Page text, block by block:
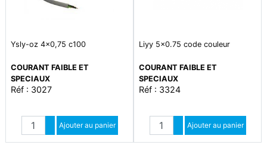
Ysly-oz 4x0,75 c100
COURANT FAIBLE ET
SPECIAUX
Réf : 3027
Quantité
Augmenter quantité
Diminuer quantité
Ajouter au panier
Liyy 5x0.75 code couleur
COURANT FAIBLE ET
SPECIAUX
Réf : 3324
Quantité
Augmenter quantité
Diminuer quantité
Ajouter au panier